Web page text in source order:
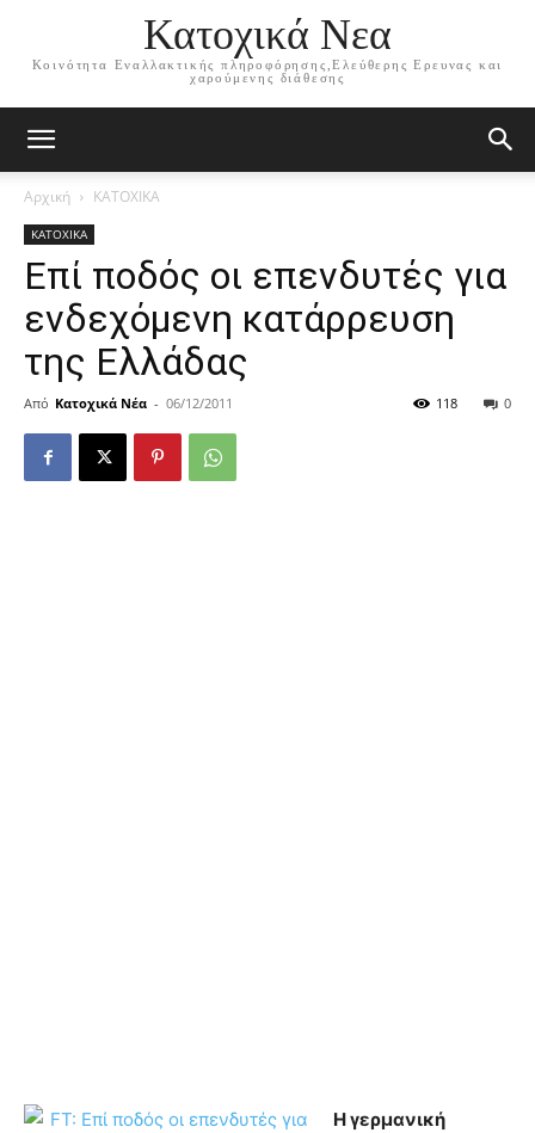
Κατοχικά Νεα
Κοινότητα Εναλλακτικής πληροφόρησης,Ελεύθερης Ερευνας και
χαρούμενης διάθεσης
Αρχική ΚΑΤΟΧΙΚΑ
ΚΑΤΟΧΙΚΑ
Επί ποδός οι επενδυτές για
ενδεχόμενη κατάρρευση
της Ελλάδας
Από Κατοχικά Νέα - 06/12/2011 0
118
Η γερμανική